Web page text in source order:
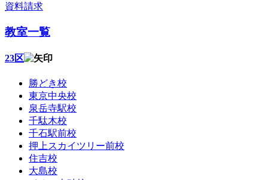
資料請求
教室一覧
23区
勝どき校
東京中央校
泉岳寺駅校
千駄木校
千石駅前校
押上スカイツリー前校
住吉校
大島校